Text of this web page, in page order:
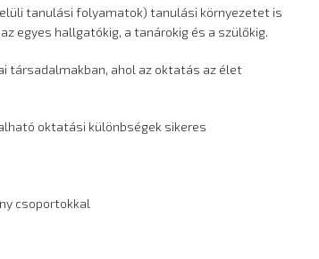
tanulási folyamatok) tanulási környezetet is
egyes hallgatókig, a tanárokig és a szülőkig.
társadalmakban, ahol az oktatás az élet
oktatási különbségek sikeres
csoportokkal